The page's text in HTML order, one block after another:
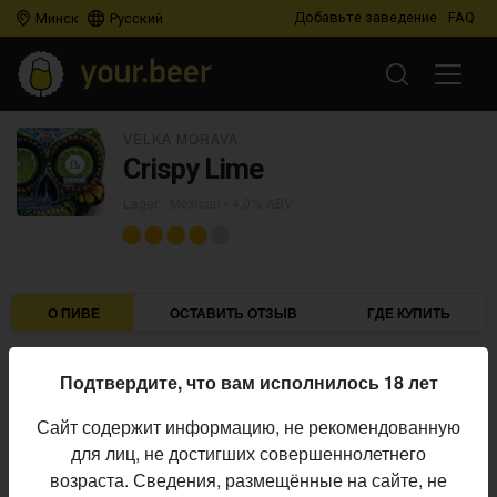
Минск Русский Добавьте заведение FAQ
Crispy Lime
О ПИВЕ ОСТАВИТЬ ОТЗЫВ ГДЕ КУПИТЬ
Пивоварня:
Алкоголь:
4,0%
Начало
выпуска:
10.07.2024
Подтвердите, что вам исполнилось 18 лет
Сайт содержит информацию, не рекомендованную
для лиц, не достигших совершеннолетнего
возраста. Сведения, размещённые на сайте, не